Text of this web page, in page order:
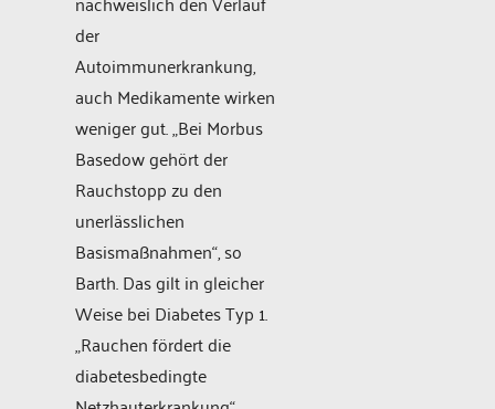
der
Autoimmunerkrankung,
auch Medikamente wirken
weniger gut. „Bei Morbus
Basedow gehört der
Rauchstopp zu den
unerlässlichen
Basismaßnahmen“, so
Barth. Das gilt in gleicher
Weise bei Diabetes Typ 1.
„Rauchen fördert die
diabetesbedingte